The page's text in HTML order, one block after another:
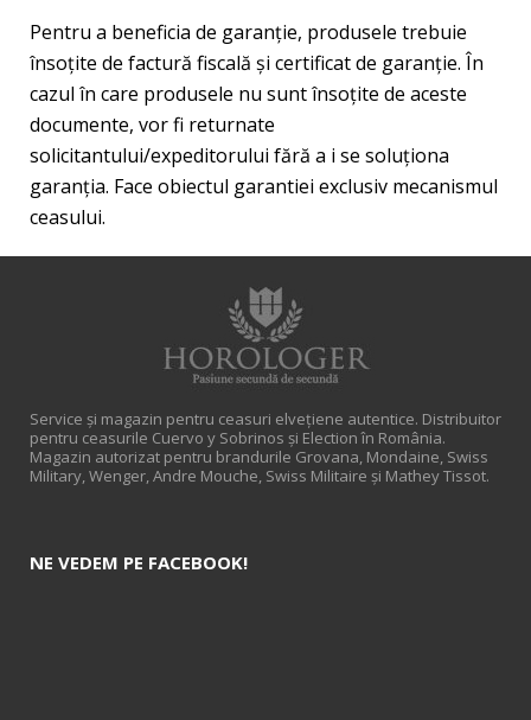
Pentru a beneficia de garanţie, produsele trebuie
însoţite de factură fiscală şi certificat de garanţie. În
cazul în care produsele nu sunt însoţite de aceste
documente, vor fi returnate
solicitantului/expeditorului fără a i se soluţiona
garanţia. Face obiectul garantiei exclusiv mecanismul
ceasului.
Service și magazin pentru ceasuri elveţiene autentice. Distribuitor
pentru ceasurile Cuervo y Sobrinos și Election în România.
Magazin autorizat pentru brandurile Grovana, Mondaine, Swiss
Military, Wenger, Andre Mouche, Swiss Militaire și Mathey Tissot.
NE VEDEM PE FACEBOOK!